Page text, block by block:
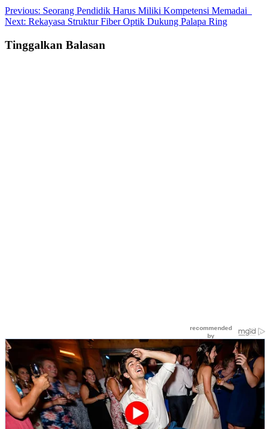
Post
navigation
Previous: Seorang Pendidik Harus Miliki Kompetensi Memadai
Next: Rekayasa Struktur Fiber Optik Dukung Palapa Ring
Tinggalkan Balasan